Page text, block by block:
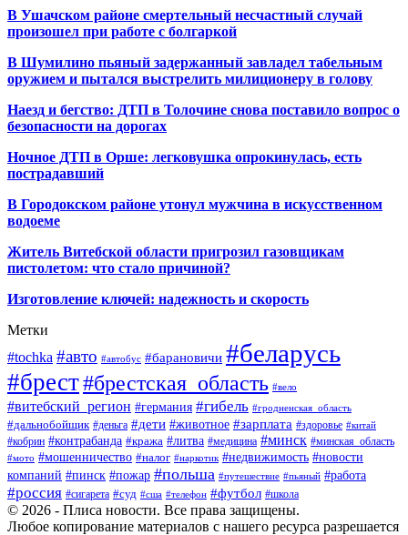
В Ушачском районе смертельный несчастный случай
произошел при работе с болгаркой
В Шумилино пьяный задержанный завладел табельным
оружием и пытался выстрелить милиционеру в голову
Наезд и бегство: ДТП в Толочине снова поставило вопрос о
безопасности на дорогах
Ночное ДТП в Орше: легковушка опрокинулась, есть
пострадавший
В Городокском районе утонул мужчина в искусственном
водоеме
Житель Витебской области пригрозил газовщикам
пистолетом: что стало причиной?
Изготовление ключей: надежность и скорость
Метки
#tochka #авто #автобус #барановичи #беларусь
#брест#брестская_область #вело
#витебский_регион #германия #гибель #гродненская_область
#дальнобойщик #деньга #дети #животное #зарплата #здоровье #китай
#кобрин #контрабанда #кража #литва #медицина #минск #минская_область
#мото #мошенничество #налог #наркотик #недвижимость #новости
компаний #пинск #пожар #польша #путешествие #пьяный #работа
#россия #сигарета #суд #сша #телефон #футбол #школа
© 2026 - Плиса новости. Все права защищены.
Любое копирование материалов с нашего ресурса разрешается